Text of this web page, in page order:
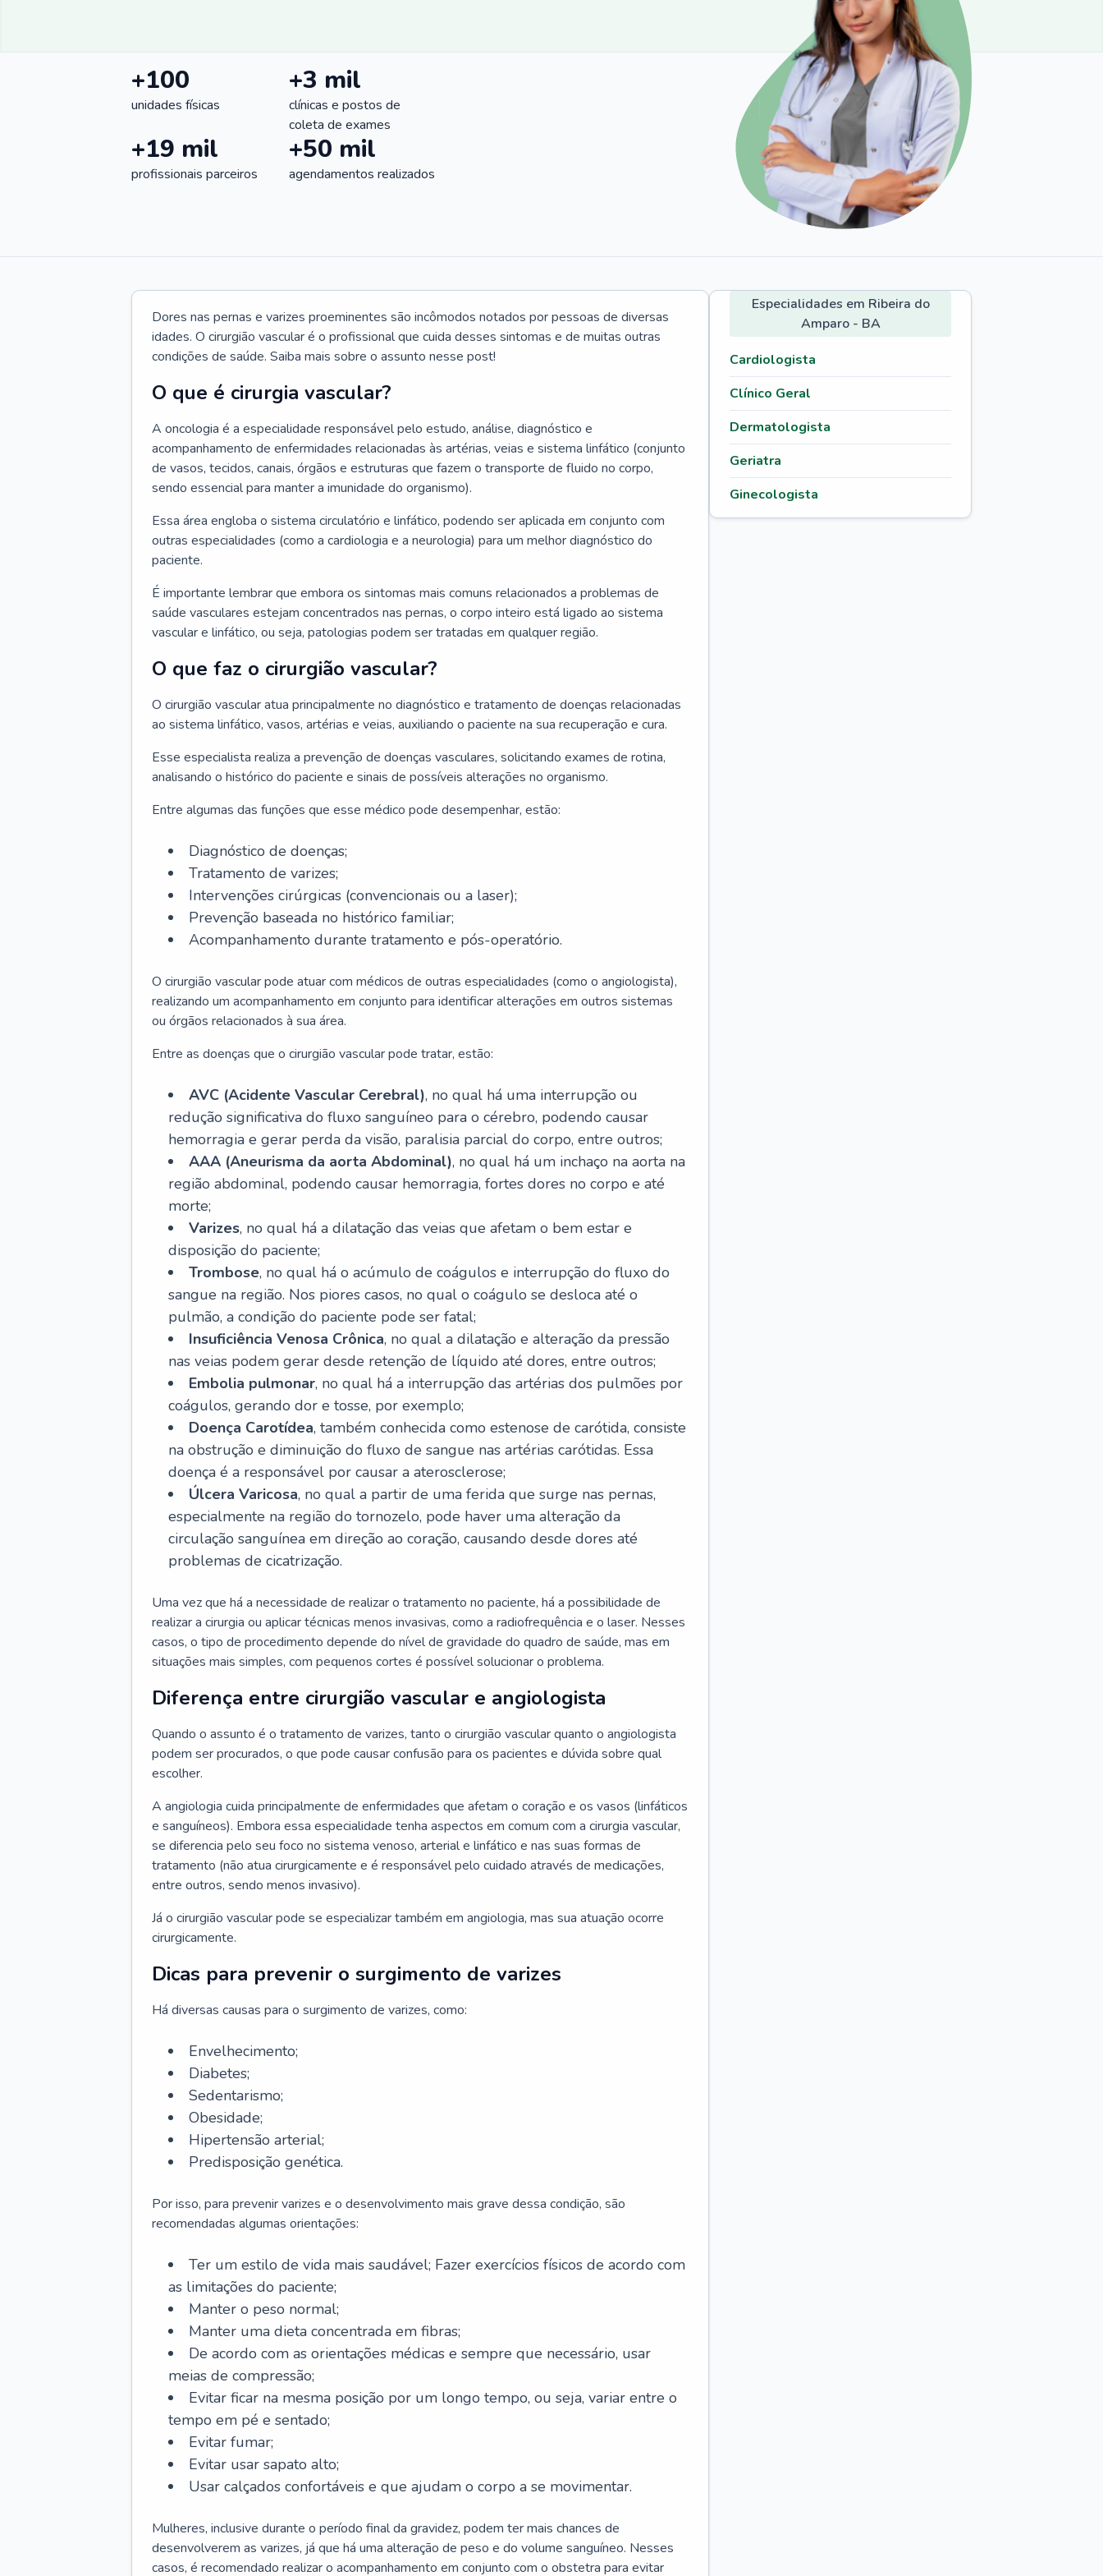
+100
unidades físicas
+3 mil
clínicas e postos de
coleta de exames
+19 mil
profissionais parceiros
+50 mil
agendamentos realizados
Dores nas pernas e varizes proeminentes são incômodos notados por pessoas de diversas
idades. O cirurgião vascular é o profissional que cuida desses sintomas e de muitas outras
condições de saúde. Saiba mais sobre o assunto nesse post!
O que é cirurgia vascular?
A oncologia é a especialidade responsável pelo estudo, análise, diagnóstico e
acompanhamento de enfermidades relacionadas às artérias, veias e sistema linfático (conjunto
de vasos, tecidos, canais, órgãos e estruturas que fazem o transporte de fluido no corpo,
sendo essencial para manter a imunidade do organismo).
Essa área engloba o sistema circulatório e linfático, podendo ser aplicada em conjunto com
outras especialidades (como a cardiologia e a neurologia) para um melhor diagnóstico do
paciente.
É importante lembrar que embora os sintomas mais comuns relacionados a problemas de
saúde vasculares estejam concentrados nas pernas, o corpo inteiro está ligado ao sistema
vascular e linfático, ou seja, patologias podem ser tratadas em qualquer região.
O que faz o cirurgião vascular?
O cirurgião vascular atua principalmente no diagnóstico e tratamento de doenças relacionadas
ao sistema linfático, vasos, artérias e veias, auxiliando o paciente na sua recuperação e cura.
Esse especialista realiza a prevenção de doenças vasculares, solicitando exames de rotina,
analisando o histórico do paciente e sinais de possíveis alterações no organismo.
Entre algumas das funções que esse médico pode desempenhar, estão:
Diagnóstico de doenças;
Tratamento de varizes;
Intervenções cirúrgicas (convencionais ou a laser);
Prevenção baseada no histórico familiar;
Acompanhamento durante tratamento e pós-operatório.
O cirurgião vascular pode atuar com médicos de outras especialidades (como o angiologista),
realizando um acompanhamento em conjunto para identificar alterações em outros sistemas
ou órgãos relacionados à sua área.
Entre as doenças que o cirurgião vascular pode tratar, estão:
AVC (Acidente Vascular Cerebral), no qual há uma interrupção ou
redução significativa do fluxo sanguíneo para o cérebro, podendo causar
hemorragia e gerar perda da visão, paralisia parcial do corpo, entre outros;
AAA (Aneurisma da aorta Abdominal), no qual há um inchaço na aorta na
região abdominal, podendo causar hemorragia, fortes dores no corpo e até
morte;
Varizes, no qual há a dilatação das veias que afetam o bem estar e
disposição do paciente;
Trombose, no qual há o acúmulo de coágulos e interrupção do fluxo do
sangue na região. Nos piores casos, no qual o coágulo se desloca até o
pulmão, a condição do paciente pode ser fatal;
Insuficiência Venosa Crônica, no qual a dilatação e alteração da pressão
nas veias podem gerar desde retenção de líquido até dores, entre outros;
Embolia pulmonar, no qual há a interrupção das artérias dos pulmões por
coágulos, gerando dor e tosse, por exemplo;
Doença Carotídea, também conhecida como estenose de carótida, consiste
na obstrução e diminuição do fluxo de sangue nas artérias carótidas. Essa
doença é a responsável por causar a aterosclerose;
Úlcera Varicosa, no qual a partir de uma ferida que surge nas pernas,
especialmente na região do tornozelo, pode haver uma alteração da
circulação sanguínea em direção ao coração, causando desde dores até
problemas de cicatrização.
Uma vez que há a necessidade de realizar o tratamento no paciente, há a possibilidade de
realizar a cirurgia ou aplicar técnicas menos invasivas, como a radiofrequência e o laser. Nesses
casos, o tipo de procedimento depende do nível de gravidade do quadro de saúde, mas em
situações mais simples, com pequenos cortes é possível solucionar o problema.
Diferença entre cirurgião vascular e angiologista
Quando o assunto é o tratamento de varizes, tanto o cirurgião vascular quanto o angiologista
podem ser procurados, o que pode causar confusão para os pacientes e dúvida sobre qual
escolher.
A angiologia cuida principalmente de enfermidades que afetam o coração e os vasos (linfáticos
e sanguíneos). Embora essa especialidade tenha aspectos em comum com a cirurgia vascular,
se diferencia pelo seu foco no sistema venoso, arterial e linfático e nas suas formas de
tratamento (não atua cirurgicamente e é responsável pelo cuidado através de medicações,
entre outros, sendo menos invasivo).
Já o cirurgião vascular pode se especializar também em angiologia, mas sua atuação ocorre
cirurgicamente.
Dicas para prevenir o surgimento de varizes
Há diversas causas para o surgimento de varizes, como:
Envelhecimento;
Diabetes;
Sedentarismo;
Obesidade;
Hipertensão arterial;
Predisposição genética.
Por isso, para prevenir varizes e o desenvolvimento mais grave dessa condição, são
recomendadas algumas orientações:
Ter um estilo de vida mais saudável; Fazer exercícios físicos de acordo com
as limitações do paciente;
Manter o peso normal;
Manter uma dieta concentrada em fibras;
De acordo com as orientações médicas e sempre que necessário, usar
meias de compressão;
Evitar ficar na mesma posição por um longo tempo, ou seja, variar entre o
tempo em pé e sentado;
Evitar fumar;
Evitar usar sapato alto;
Usar calçados confortáveis e que ajudam o corpo a se movimentar.
Mulheres, inclusive durante o período final da gravidez, podem ter mais chances de
desenvolverem as varizes, já que há uma alteração de peso e do volume sanguíneo. Nesses
casos, é recomendado realizar o acompanhamento em conjunto com o obstetra para evitar
Especialidades em Ribeira do
Amparo - BA
Cardiologista
Clínico Geral
Dermatologista
Geriatra
Ginecologista